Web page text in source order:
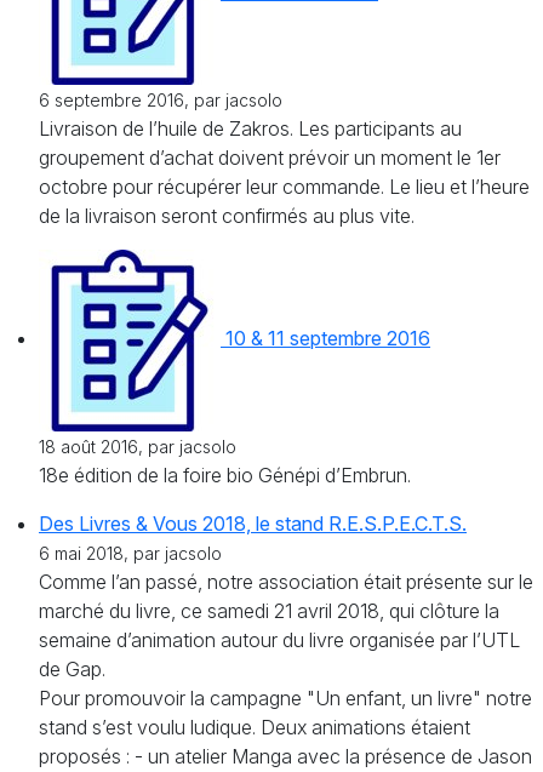
6 septembre 2016, par jacsolo
Livraison de l’huile de Zakros. Les participants au
groupement d’achat doivent prévoir un moment le 1er
octobre pour récupérer leur commande. Le lieu et l’heure
de la livraison seront confirmés au plus vite.
10 & 11 septembre 2016
18 août 2016, par jacsolo
18e édition de la foire bio Génépi d’Embrun.
Des Livres & Vous 2018, le stand R.E.S.P.E.C.T.S.
6 mai 2018, par jacsolo
Comme l’an passé, notre association était présente sur le
marché du livre, ce samedi 21 avril 2018, qui clôture la
semaine d’animation autour du livre organisée par l’UTL
de Gap.
Pour promouvoir la campagne "Un enfant, un livre" notre
stand s’est voulu ludique. Deux animations étaient
proposés : - un atelier Manga avec la présence de Jason